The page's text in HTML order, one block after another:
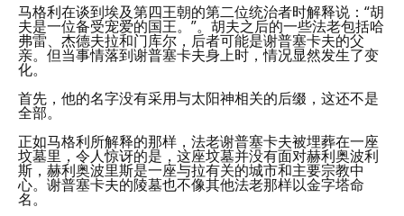
马格利在谈到埃及第四王朝的第二位统治者时解释说：“胡
夫是一位备受宠爱的国王。”。胡夫之后的一些法老包括哈
弗雷、杰德夫拉和门库尔，后者可能是谢普塞卡夫的父
亲。但当事情落到谢普塞卡夫身上时，情况显然发生了变
化。
首先，他的名字没有采用与太阳神相关的后缀，这还不是
全部。
正如马格利所解释的那样，法老谢普塞卡夫被埋葬在一座
坟墓里，令人惊讶的是，这座坟墓并没有面对赫利奥波利
斯，赫利奥波里斯是一座与拉有关的城市和主要宗教中
心。谢普塞卡夫的陵墓也不像其他法老那样以金字塔命
名。